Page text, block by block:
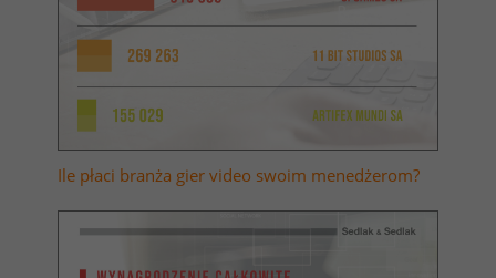
Ile płaci branża gier video swoim menedżerom?